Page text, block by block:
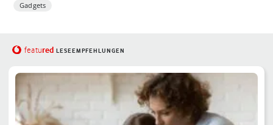
Gadgets
featured LESEEMPFEHLUNGEN